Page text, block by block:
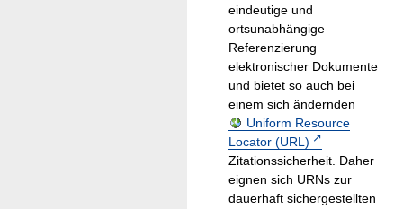
eindeutige und
ortsunabhängige
Referenzierung
elektronischer Dokumente
und bietet so auch bei
einem sich ändernden
Uniform Resource
Locator (URL)
Zitationssicherheit. Daher
eignen sich URNs zur
dauerhaft sichergestellten